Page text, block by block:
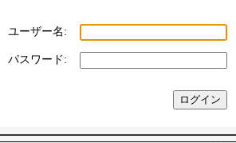
ユーザー名:
パスワード: